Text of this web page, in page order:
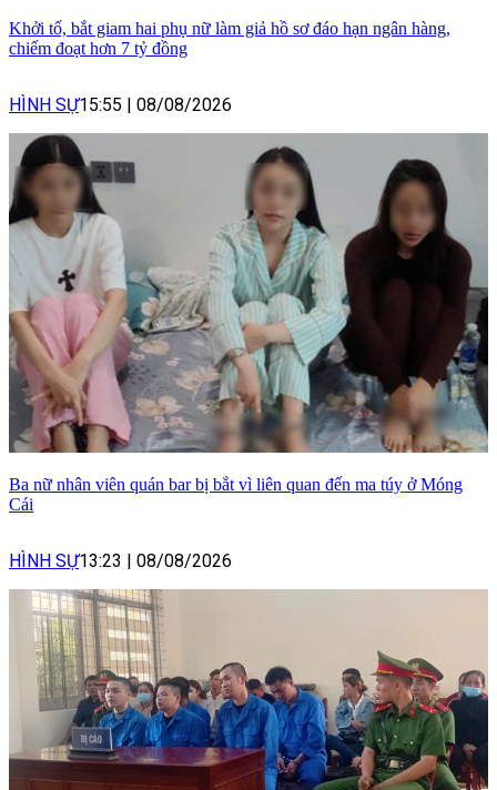
Khởi tố, bắt giam hai phụ nữ làm giả hồ sơ đáo hạn ngân hàng,
chiếm đoạt hơn 7 tỷ đồng
HÌNH SỰ15:55 08/08/2026
Ba nữ nhân viên quán bar bị bắt vì liên quan đến ma túy ở Móng
Cái
HÌNH SỰ13:23 08/08/2026